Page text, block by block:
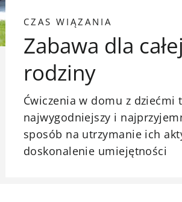
CZAS WIĄZANIA
Zabawa dla całej
rodziny
Ćwiczenia w domu z dziećmi
najwygodniejszy i
sposób na utrzymanie ich
doskonalenie umiejętności